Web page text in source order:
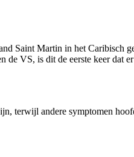
Saint Martin in het Caribisch
VS, is dit de eerste keer dat
terwijl andere symptomen